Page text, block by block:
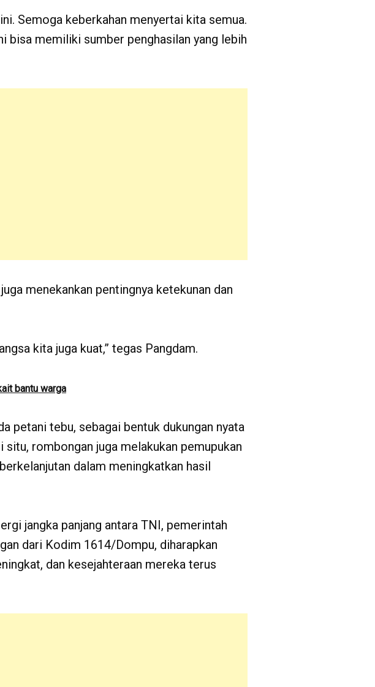
Semoga keberkahan menyertai kita semua.
bisa memiliki sumber penghasilan yang lebih
menekankan pentingnya ketekunan dan
kita juga kuat,” tegas Pangdam.
bantu warga
petani tebu, sebagai bentuk dukungan nyata
rombongan juga melakukan pemupukan
dalam meningkatkan hasil
jangka panjang antara TNI, pemerintah
dari Kodim 1614/Dompu, diharapkan
dan kesejahteraan mereka terus